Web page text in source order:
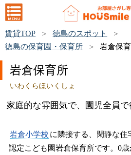
賃貸TOP
徳島のスポット
徳島の保育園・保育所
岩倉保
岩倉保育所
いわくらほいくしょ
家庭的な雰囲気で、園児全員
岩倉小学校 に隣接する、閑静な住
認定こども園岩倉保育所です。0